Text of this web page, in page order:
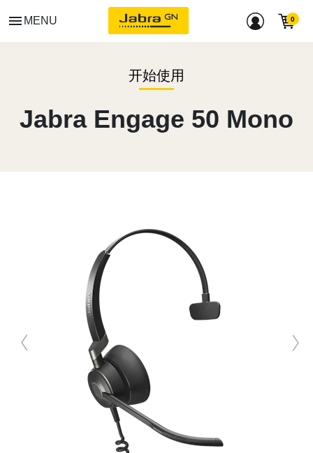
menu MENU
开始使用
Jabra Engage 50 Mono